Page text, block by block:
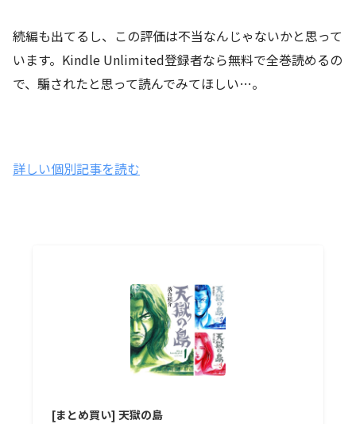
続編も出てるし、この評価は不当なんじゃないかと思って
います。Kindle Unlimited登録者なら無料で全巻読めるの
で、騙されたと思って読んでみてほしい…。
詳しい個別記事を読む
[まとめ買い] 天獄の島